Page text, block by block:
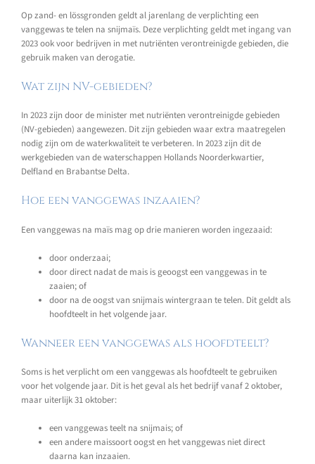
Op zand- en lössgronden geldt al jarenlang de verplichting een
vanggewas te telen na snijmaïs. Deze verplichting geldt met ingang van
2023 ook voor bedrijven in met nutriënten verontreinigde gebieden, die
gebruik maken van derogatie.
Wat zijn NV-gebieden?
In 2023 zijn door de minister met nutriënten verontreinigde gebieden
(NV-gebieden) aangewezen. Dit zijn gebieden waar extra maatregelen
nodig zijn om de waterkwaliteit te verbeteren. In 2023 zijn dit de
werkgebieden van de waterschappen Hollands Noorderkwartier,
Delfland en Brabantse Delta.
Hoe een vanggewas inzaaien?
Een vanggewas na maïs mag op drie manieren worden ingezaaid:
door onderzaai;
door direct nadat de mais is geoogst een vanggewas in te
zaaien; of
door na de oogst van snijmais wintergraan te telen. Dit geldt als
hoofdteelt in het volgende jaar.
Wanneer een vanggewas als hoofdteelt?
Soms is het verplicht om een vanggewas als hoofdteelt te gebruiken
voor het volgende jaar. Dit is het geval als het bedrijf vanaf 2 oktober,
maar uiterlijk 31 oktober:
een vanggewas teelt na snijmais; of
een andere maissoort oogst en het vanggewas niet direct
daarna kan inzaaien.